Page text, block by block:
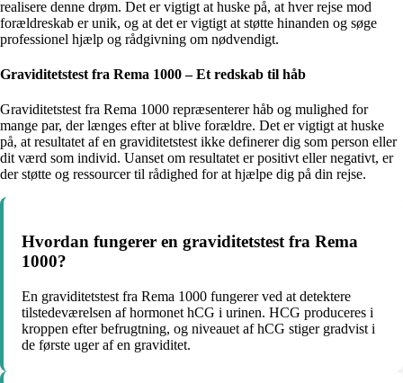
realisere denne drøm. Det er vigtigt at huske på, at hver rejse mod
forældreskab er unik, og at det er vigtigt at støtte hinanden og søge
professionel hjælp og rådgivning om nødvendigt.
Graviditetstest fra Rema 1000 – Et redskab til håb
Graviditetstest fra Rema 1000 repræsenterer håb og mulighed for
mange par, der længes efter at blive forældre. Det er vigtigt at huske
på, at resultatet af en graviditetstest ikke definerer dig som person eller
dit værd som individ. Uanset om resultatet er positivt eller negativt, er
der støtte og ressourcer til rådighed for at hjælpe dig på din rejse.
Hvordan fungerer en graviditetstest fra Rema
1000?
En graviditetstest fra Rema 1000 fungerer ved at detektere
tilstedeværelsen af hormonet hCG i urinen. HCG produceres i
kroppen efter befrugtning, og niveauet af hCG stiger gradvist i
de første uger af en graviditet.